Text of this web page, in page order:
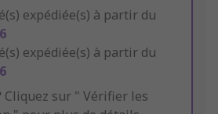
expédiée(s) à partir du
expédiée(s) à partir du
Cliquez sur " Vérifier les